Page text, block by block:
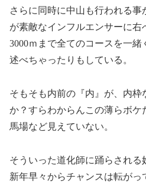
さらに同時に中山も行われる
が素敵なインフルエンサーに右
3000ｍまで全てのコースを一
述べちゃったりもしている。
そもそも内前の『内』が、内
か？すらわからんこの薄らボケ
馬場など見えていない。
そういった道化師に踊らされる
新年早々からチャンスは転がっ